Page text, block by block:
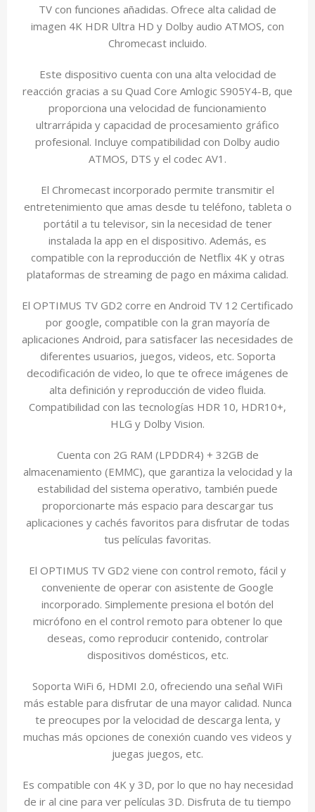
TV con funciones añadidas. Ofrece alta calidad de
imagen 4K HDR Ultra HD y Dolby audio ATMOS, con
Chromecast incluido.
Este dispositivo cuenta con una alta velocidad de
reacción gracias a su Quad Core Amlogic S905Y4-B, que
proporciona una velocidad de funcionamiento
ultrarrápida y capacidad de procesamiento gráfico
profesional. Incluye compatibilidad con Dolby audio
ATMOS, DTS y el codec AV1.
El Chromecast incorporado permite transmitir el
entretenimiento que amas desde tu teléfono, tableta o
portátil a tu televisor, sin la necesidad de tener
instalada la app en el dispositivo. Además, es
compatible con la reproducción de Netflix 4K y otras
plataformas de streaming de pago en máxima calidad.
El OPTIMUS TV GD2 corre en Android TV 12 Certificado
por google, compatible con la gran mayoría de
aplicaciones Android, para satisfacer las necesidades de
diferentes usuarios, juegos, videos, etc. Soporta
decodificación de video, lo que te ofrece imágenes de
alta definición y reproducción de video fluida.
Compatibilidad con las tecnologías HDR 10, HDR10+,
HLG y Dolby Vision.
Cuenta con 2G RAM (LPDDR4) + 32GB de
almacenamiento (EMMC), que garantiza la velocidad y la
estabilidad del sistema operativo, también puede
proporcionarte más espacio para descargar tus
aplicaciones y cachés favoritos para disfrutar de todas
tus películas favoritas.
El OPTIMUS TV GD2 viene con control remoto, fácil y
conveniente de operar con asistente de Google
incorporado. Simplemente presiona el botón del
micrófono en el control remoto para obtener lo que
deseas, como reproducir contenido, controlar
dispositivos domésticos, etc.
Soporta WiFi 6, HDMI 2.0, ofreciendo una señal WiFi
más estable para disfrutar de una mayor calidad. Nunca
te preocupes por la velocidad de descarga lenta, y
muchas más opciones de conexión cuando ves videos y
juegas juegos, etc.
Es compatible con 4K y 3D, por lo que no hay necesidad
de ir al cine para ver películas 3D. Disfruta de tu tiempo